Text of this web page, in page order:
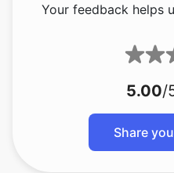
Your feedback helps
5.00/
Share